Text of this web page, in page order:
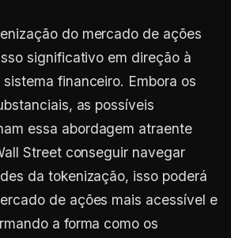
do mercado de ações
significativo em direção à
financeiro. Embora os
as possíveis
essa abordagem atraente
Street conseguir navegar
da tokenização, isso poderá
de ações mais acessível e
a forma como os